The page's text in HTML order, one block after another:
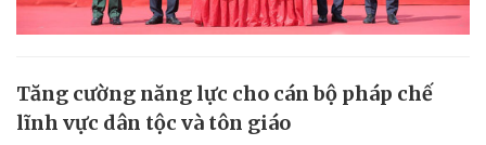
Tăng cường năng lực cho cán bộ pháp chế
lĩnh vực dân tộc và tôn giáo